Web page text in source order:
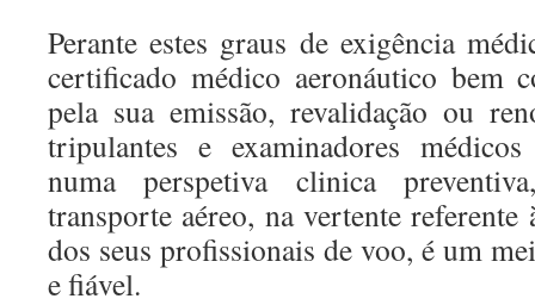
Perante estes graus de exigência
certificado médico aeronáutico bem
pela sua emissão, revalidação ou
tripulantes e examinadores médicos
numa perspetiva clinica
transporte aéreo, na vertente
dos seus profissionais de voo, é um
e fiável.